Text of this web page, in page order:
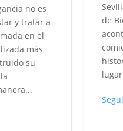
no es
y tratar a
en el
más
su
de